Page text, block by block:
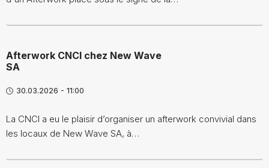
Afterwork CNCI chez New Wave
SA
30.03.2026 - 11:00
La CNCI a eu le plaisir d’organiser un afterwork convivial dans
les locaux de New Wave SA, à…